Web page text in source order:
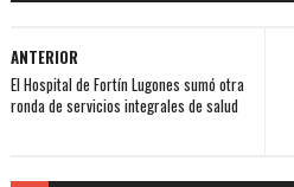
ANTERIOR
El Hospital de Fortín Lugones sumó otra
ronda de servicios integrales de salud